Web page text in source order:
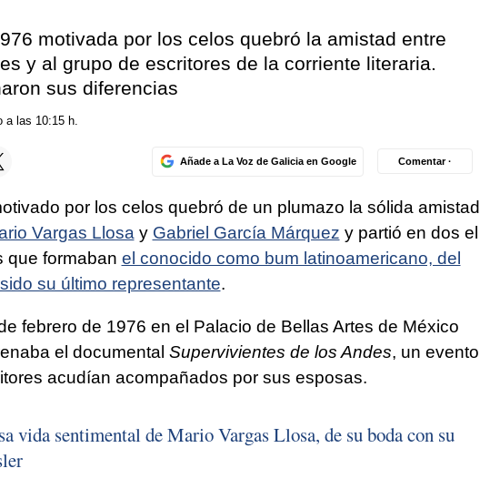
motivada por los celos quebró la amistad entre
y al grupo de escritores de la corriente literaria.
sus diferencias
a las 10:15 h.
Añade a La Voz de Galicia en Google Comentar ·
por los celos quebró de un plumazo la sólida amistad
Vargas Llosa y Gabriel García Márquez y partió en dos el
que formaban el conocido como bum latinoamericano, del
su último representante.
febrero de 1976 en el Palacio de Bellas Artes de México
el documental Supervivientes de los Andes, un evento
acudían acompañados por sus esposas.
vida sentimental de Mario Vargas Llosa, de su boda con su